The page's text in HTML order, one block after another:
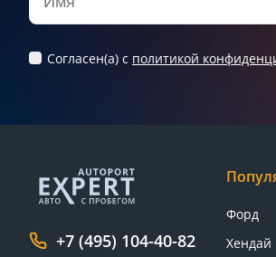
Согласен(а) c политикой
+7 (495) 104-40-82
Форд
Хендай